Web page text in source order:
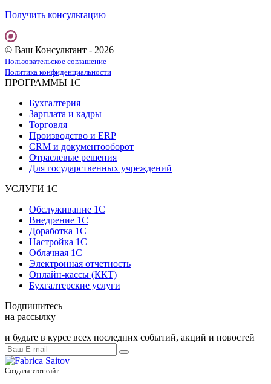
Получить консультацию
© Ваш Консультант - 2026
Пользовательское соглашение
Политика конфиденциальности
ПРОГРАММЫ 1С
Бухгалтерия
Зарплата и кадры
Торговля
Производство и ERP
CRM и документооборот
Отраслевые решения
Для государственных учреждений
УСЛУГИ 1С
Обслуживание 1С
Внедрение 1С
Доработка 1С
Настройка 1С
Облачная 1С
Электронная отчетность
Онлайн-кассы (ККТ)
Бухгалтерские услуги
Подпишитесь
на рассылку
и будьте в курсе всех последних событий, акций и новостей
Создала этот сайт